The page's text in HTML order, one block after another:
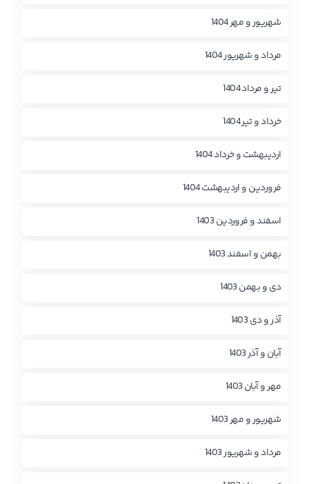
شهریور و مهر 1404
مرداد و شهریور 1404
تیر و مرداد 1404
خرداد و تیر 1404
اردیبهشت و خرداد 1404
فروردین و اردیبهشت 1404
اسفند و فروردین 1403
بهمن و اسفند 1403
دی و بهمن 1403
آذر و دی 1403
آبان و آذر 1403
مهر و آبان 1403
شهریور و مهر 1403
مرداد و شهریور 1403